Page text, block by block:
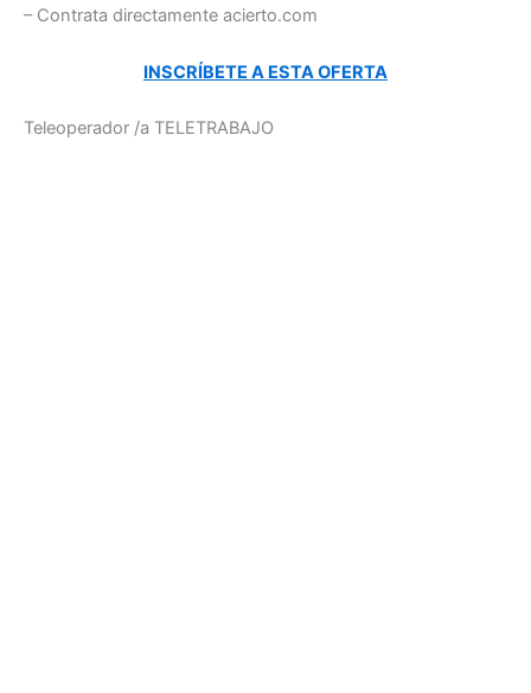
– Contrata directamente acierto.com
INSCRÍBETE A ESTA OFERTA
Teleoperador /a TELETRABAJO